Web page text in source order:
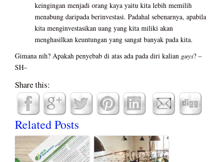
keingingan menjadi orang kaya yaitu kita lebih memilih
menabung daripada berinvestasi. Padahal sebenarnya, apabila
kita menginvestasikan uang yang kita miliki akan
menghasilkan keuntungan yang sangat banyak pada kita.
Gimana nih? Apakah penyebab di atas ada pada diri kalian guys? –
SH–
Share this:
Related Posts